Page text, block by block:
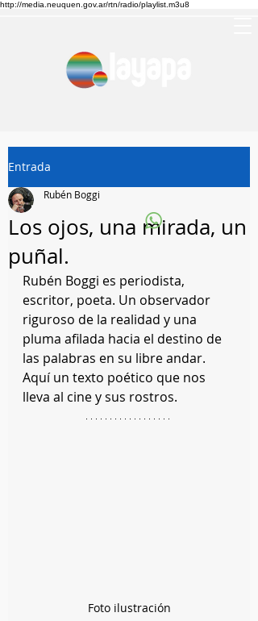
http://media.neuquen.gov.ar/rtn/radio/playlist.m3u8
Entrada
Los ojos, una mirada, un
puñal.
Rubén Boggi
Rubén Boggi es periodista,
escritor, poeta. Un observador
riguroso de la realidad y una
pluma afilada hacia el destino de
las palabras en su libre andar.
Aquí un texto poético que nos
lleva al cine y sus rostros.
Foto ilustración